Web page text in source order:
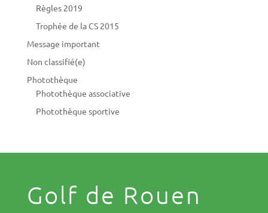
Règles 2019
Trophée de la CS 2015
Message important
Non classifié(e)
Photothèque
Photothèque associative
Photothèque sportive
Golf de Rouen